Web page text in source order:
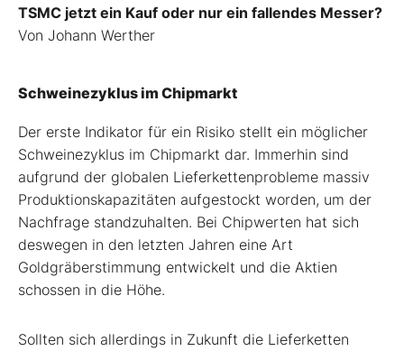
TSMC jetzt ein Kauf oder nur ein fallendes Messer?
Von Johann Werther
Schweinezyklus im Chipmarkt
Der erste Indikator für ein Risiko stellt ein möglicher
Schweinezyklus im Chipmarkt dar. Immerhin sind
aufgrund der globalen Lieferkettenprobleme massiv
Produktionskapazitäten aufgestockt worden, um der
Nachfrage standzuhalten. Bei Chipwerten hat sich
deswegen in den letzten Jahren eine Art
Goldgräberstimmung entwickelt und die Aktien
schossen in die Höhe.
Sollten sich allerdings in Zukunft die Lieferketten